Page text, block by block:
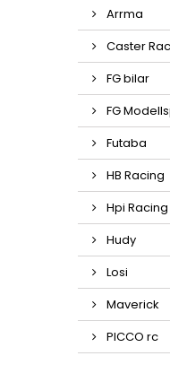
Arrma
Caster
FG bilar
FG
Futaba
HB Racing
Hpi Racing
Hudy
Losi
Maverick
PICCO rc